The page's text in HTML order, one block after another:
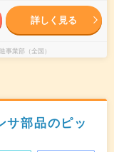
詳しく見る
業部（全国）
サ部品のピッ